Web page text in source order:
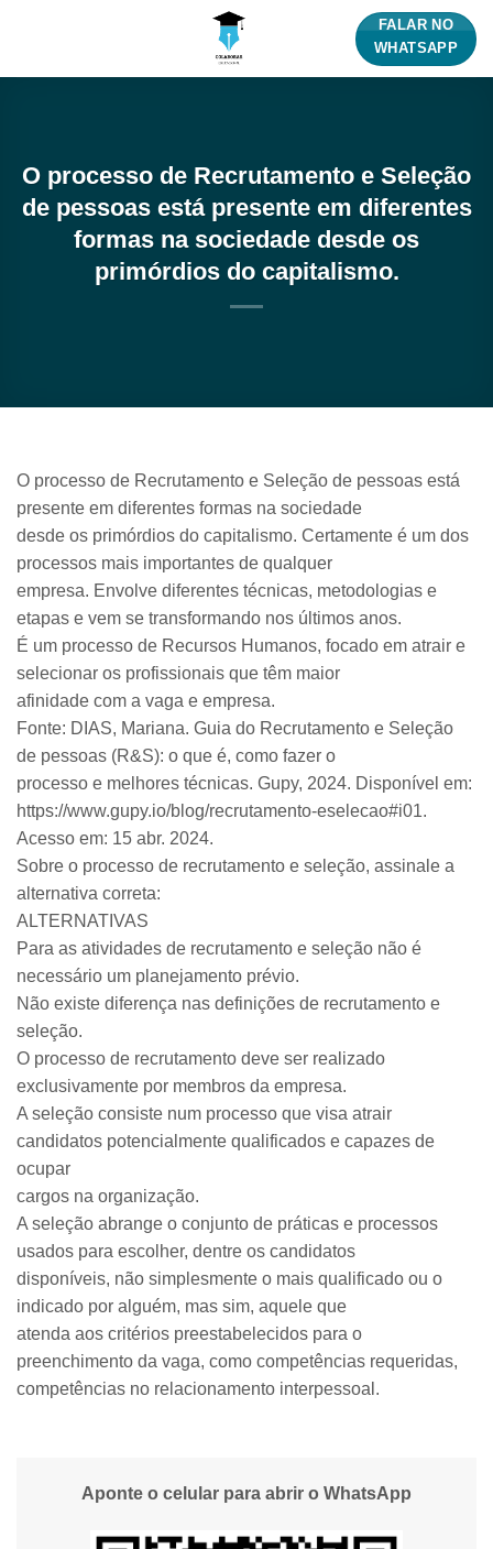
FALAR NO
WHATSAPP
O processo de Recrutamento e Seleção
de pessoas está presente em diferentes
formas na sociedade desde os
primórdios do capitalismo.
O processo de Recrutamento e Seleção de pessoas está
presente em diferentes formas na sociedade
desde os primórdios do capitalismo. Certamente é um dos
processos mais importantes de qualquer
empresa. Envolve diferentes técnicas, metodologias e
etapas e vem se transformando nos últimos anos.
É um processo de Recursos Humanos, focado em atrair e
selecionar os profissionais que têm maior
afinidade com a vaga e empresa.
Fonte: DIAS, Mariana. Guia do Recrutamento e Seleção
de pessoas (R&S): o que é, como fazer o
processo e melhores técnicas. Gupy, 2024. Disponível em:
https://www.gupy.io/blog/recrutamento-eselecao#i01.
Acesso em: 15 abr. 2024.
Sobre o processo de recrutamento e seleção, assinale a
alternativa correta:
ALTERNATIVAS
Para as atividades de recrutamento e seleção não é
necessário um planejamento prévio.
Não existe diferença nas definições de recrutamento e
seleção.
O processo de recrutamento deve ser realizado
exclusivamente por membros da empresa.
A seleção consiste num processo que visa atrair
candidatos potencialmente qualificados e capazes de
ocupar
cargos na organização.
A seleção abrange o conjunto de práticas e processos
usados para escolher, dentre os candidatos
disponíveis, não simplesmente o mais qualificado ou o
indicado por alguém, mas sim, aquele que
atenda aos critérios preestabelecidos para o
preenchimento da vaga, como competências requeridas,
competências no relacionamento interpessoal.
Aponte o celular para abrir o WhatsApp